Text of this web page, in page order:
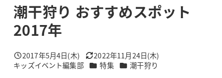
潮干狩り おすすめスポット
2017年
投稿日
2017年5月4日(木) 更新日
2022年11月24日(木)
著
キッズイベント編集部 カテゴリー
特集 カテゴリー
潮干狩り